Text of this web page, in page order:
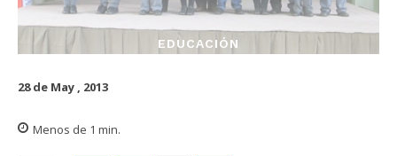
EDUCACIÓN
28 de May , 2013
Menos de 1 min.